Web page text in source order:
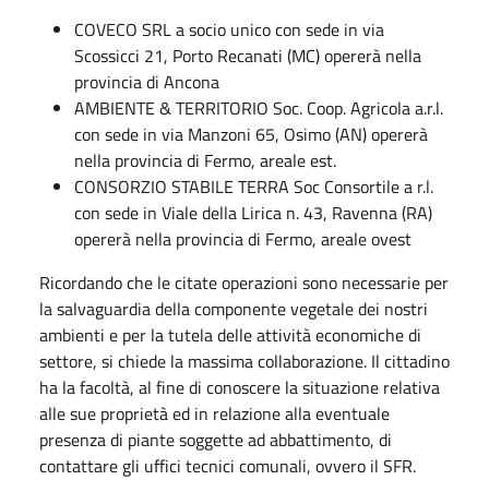
COVECO SRL a socio unico con sede in via
Scossicci 21, Porto Recanati (MC) opererà nella
provincia di Ancona
AMBIENTE & TERRITORIO Soc. Coop. Agricola a.r.l.
con sede in via Manzoni 65, Osimo (AN) opererà
nella provincia di Fermo, areale est.
CONSORZIO STABILE TERRA Soc Consortile a r.l.
con sede in Viale della Lirica n. 43, Ravenna (RA)
opererà nella provincia di Fermo, areale ovest
Ricordando che le citate operazioni sono necessarie per
la salvaguardia della componente vegetale dei nostri
ambienti e per la tutela delle attività economiche di
settore, si chiede la massima collaborazione. Il cittadino
ha la facoltà, al fine di conoscere la situazione relativa
alle sue proprietà ed in relazione alla eventuale
presenza di piante soggette ad abbattimento, di
contattare gli uffici tecnici comunali, ovvero il SFR.